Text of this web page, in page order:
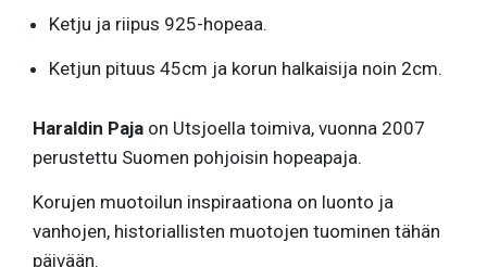
Ketju ja riipus 925-hopeaa.
Ketjun pituus 45cm ja korun halkaisija noin 2cm.
Haraldin Paja on Utsjoella toimiva, vuonna 2007
perustettu Suomen pohjoisin hopeapaja.
Korujen muotoilun inspiraationa on luonto ja
vanhojen, historiallisten muotojen tuominen tähän
päivään.